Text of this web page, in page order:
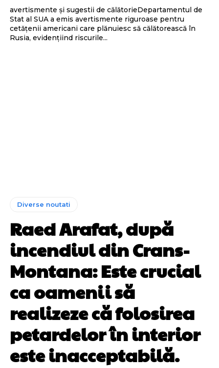
avertismente și sugestii de călătorieDepartamentul de
Stat al SUA a emis avertismente riguroase pentru
cetățenii americani care plănuiesc să călătorească în
Rusia, evidențiind riscurile...
Diverse noutati
Raed Arafat, după
incendiul din Crans-
Montana: Este crucial
ca oamenii să
realizeze că folosirea
petardelor în interior
este inacceptabilă.